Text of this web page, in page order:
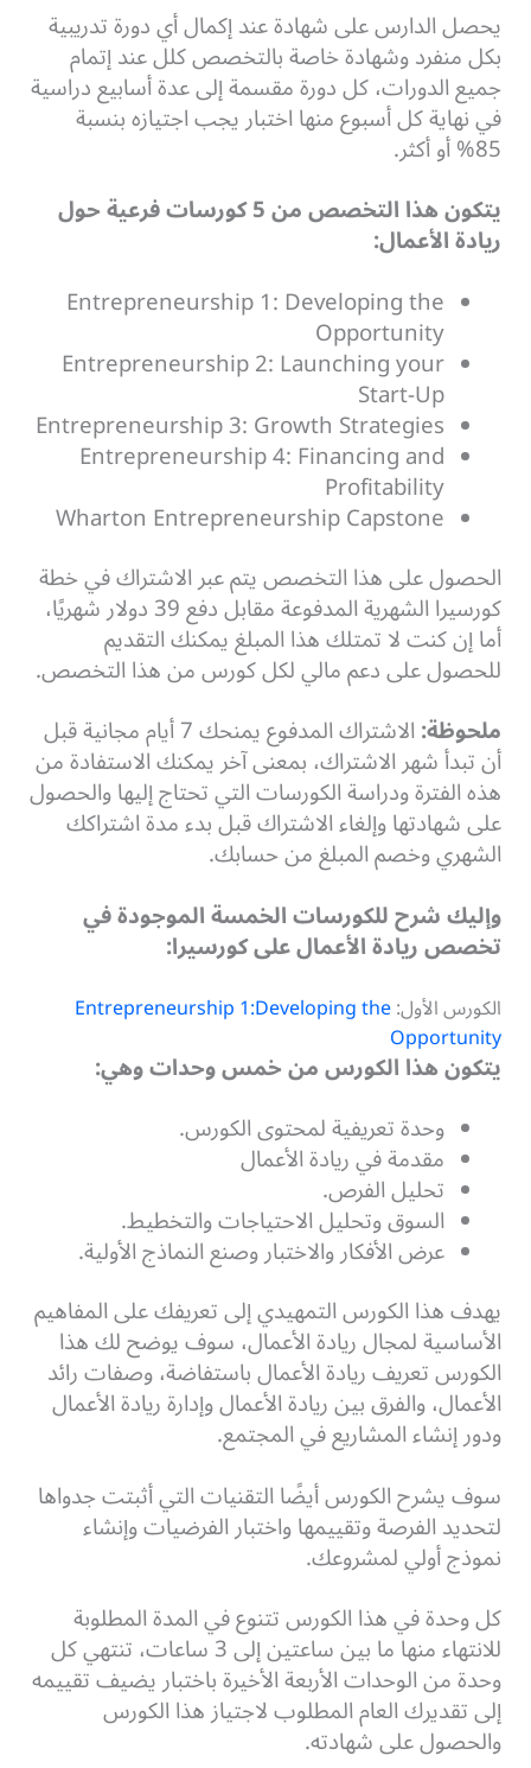
يحصل الدارس على شهادة عند إكمال أي دورة تدريبية
بكل منفرد وشهادة خاصة بالتخصص كلل عند إتمام
جميع الدورات، كل دورة مقسمة إلى عدة أسابيع دراسية
في نهاية كل أسبوع منها اختبار يجب اجتيازه بنسبة
85% أو أكثر.
يتكون هذا التخصص من 5 كورسات فرعية حول
ريادة الأعمال:
Entrepreneurship 1: Developing the
Opportunity
Entrepreneurship 2: Launching your
Start-Up
Entrepreneurship 3: Growth Strategies
Entrepreneurship 4: Financing and
Profitability
Wharton Entrepreneurship Capstone
الحصول على هذا التخصص يتم عبر الاشتراك في خطة
كورسيرا الشهرية المدفوعة مقابل دفع 39 دولار شهريًا،
أما إن كنت لا تمتلك هذا المبلغ يمكنك التقديم
للحصول على دعم مالي لكل كورس من هذا التخصص.
ملحوظة:
الاشتراك المدفوع يمنحك 7 أيام مجانية قبل
أن تبدأ شهر الاشتراك، بمعنى آخر يمكنك الاستفادة من
هذه الفترة ودراسة الكورسات التي تحتاج إليها والحصول
على شهادتها وإلغاء الاشتراك قبل بدء مدة اشتراكك
الشهري وخصم المبلغ من حسابك.
وإليك شرح للكورسات الخمسة الموجودة في
تخصص ريادة الأعمال على كورسيرا:
الكورس الأول:Entrepreneurship 1:Developing the
Opportunity
يتكون هذا الكورس من خمس وحدات وهي:
وحدة تعريفية لمحتوى الكورس.
مقدمة في ريادة الأعمال
تحليل الفرص.
السوق وتحليل الاحتياجات والتخطيط.
عرض الأفكار والاختبار وصنع النماذج الأولية.
يهدف هذا الكورس التمهيدي إلى تعريفك على المفاهيم
الأساسية لمجال ريادة الأعمال، سوف يوضح لك هذا
الكورس تعريف ريادة الأعمال باستفاضة، وصفات رائد
الأعمال، والفرق بين ريادة الأعمال وإدارة ريادة الأعمال
ودور إنشاء المشاريع في المجتمع.
سوف يشرح الكورس أيضًا التقنيات التي أثبتت جدواها
لتحديد الفرصة وتقييمها واختبار الفرضيات وإنشاء
نموذج أولي لمشروعك.
كل وحدة في هذا الكورس تتنوع في المدة المطلوبة
للانتهاء منها ما بين ساعتين إلى 3 ساعات، تنتهي كل
وحدة من الوحدات الأربعة الأخيرة باختبار يضيف تقييمه
إلى تقديرك العام المطلوب لاجتياز هذا الكورس
والحصول على شهادته.